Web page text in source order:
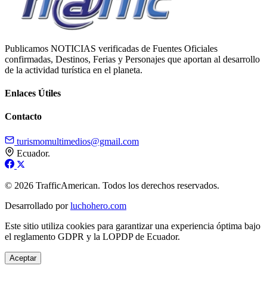
Publicamos NOTICIAS verificadas de Fuentes Oficiales
confirmadas, Destinos, Ferias y Personajes que aportan al desarrollo
de la actividad turística en el planeta.
Enlaces Útiles
Contacto
turismomultimedios@gmail.com
Ecuador.
© 2026 TrafficAmerican. Todos los derechos reservados.
Desarrollado porluchohero.com
Este sitio utiliza cookies para garantizar una experiencia óptima bajo
el reglamento GDPR y la LOPDP de Ecuador.
Aceptar